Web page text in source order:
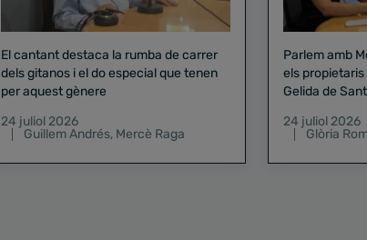
El cantant destaca la rumba de carrer
dels gitanos i el do especial que tenen
per aquest gènere
24 juliol 2026
Guillem Andrés, Mercè Raga
Parlem amb
els propietaris
Gelida de
24 juliol 2026
Glòria